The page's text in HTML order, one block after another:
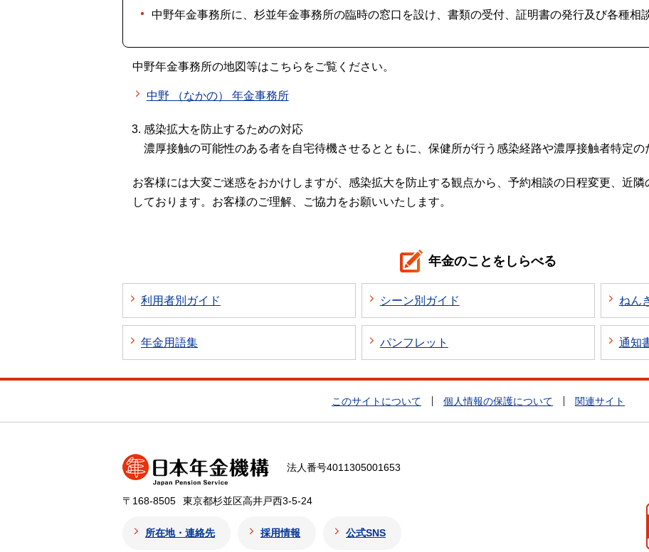
中野年金事務所に、杉並年金事務所の臨時の窓口を設け、書類の受付、証明書の発行及び各種相
中野年金事務所の地図等はこちらをご覧ください。
中野 （なかの） 年金事務所
感染拡大を防止するための対応
濃厚接触の可能性のある者を自宅待機させるとともに、保健所が行う感染経路や濃厚接触者特定の
お客様には大変ご迷惑をおかけしますが、感染拡大を防止する観点から、予約相談の日程変更、近
しております。お客様のご理解、ご協力をお願いいたします。
年金のことをしらべる
利用者別ガイド シーン別ガイド ねん
年金用語集 パンフレット 通知
このサイトについて 個人情報の保護について 関連サイト
法人番号4011305001653
〒168-8505 東京都杉並区高井戸西3-5-24
所在地・連絡先 採用情報 公式SNS